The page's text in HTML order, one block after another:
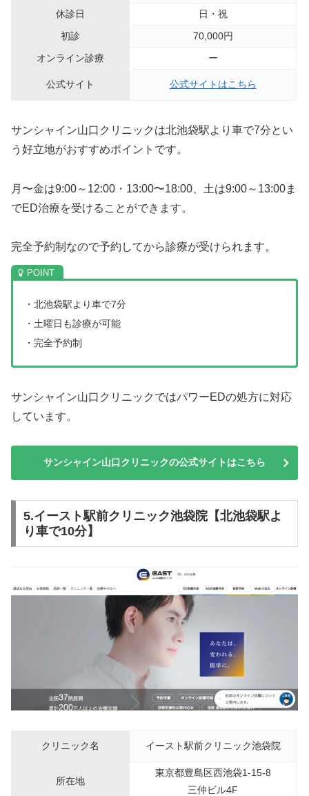
休診日
日・祝
初診
70,000円
オンライン診療
ー
公式サイト 公式サイトはこちら
サンシャイン山口クリニックは北池袋駅より車で7分とい
う好立地がおすすめポイントです。
月〜金は9:00～12:00・13:00〜18:00、土は9:00～13:00ま
でED治療を受けることができます。
完全予約制なので予約してから診療が受けられます。
・北池袋駅より車で7分
・土曜日も診療が可能
・完全予約制
サンシャイン山口クリニックではパワーEDの処方に対応
しています。
サンシャイン山口クリニックの公式サイトはこちら
5.イースト駅前クリニック池袋院【北池袋駅よ
り車で10分】
クリニック名 イースト駅前クリニック池袋院
所在地
東京都豊島区西池袋1-15-8
三仲ビル4F